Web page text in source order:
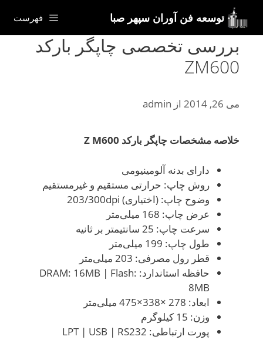
محتوا
توسعه فن آوران سپهر صبا فهرست
بررسی تخصصی چاپگر بارکد
ZM600
می 26, 2014 از admin
خلاصه مشخصات چاپگر بارکد Z M600
دارای بدنه آلومینیومی
روش چاپ: حرارتی مستقیم و غیرمستقیم
وضوح چاپ: (اختیاری) 203/300dpi
عرض چاپ: 168 میلی‌متر
سرعت چاپ: 25 سانتیمتر بر ثانیه
طول چاپ: 199 میلی‌متر
قطر رول مصرفی: 203 میلی‌متر
حافظه استاندارد: DRAM: 16MB | Flash:
8MB
ابعاد: 278 ×338×475 میلی‌متر
وزن: 15 کیلوگرم
پورت ارتباطی: LPT | USB | RS232